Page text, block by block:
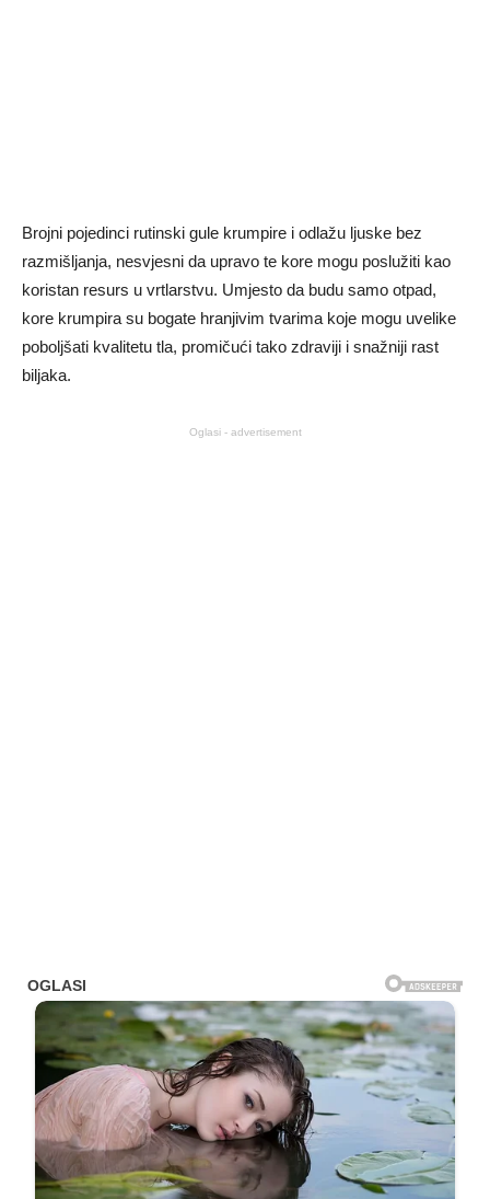
Brojni pojedinci rutinski gule krumpire i odlažu ljuske bez
razmišljanja, nesvjesni da upravo te kore mogu poslužiti kao
koristan resurs u vrtlarstvu. Umjesto da budu samo otpad,
kore krumpira su bogate hranjivim tvarima koje mogu uvelike
poboljšati kvalitetu tla, promičući tako zdraviji i snažniji rast
biljaka.
Oglasi - advertisement